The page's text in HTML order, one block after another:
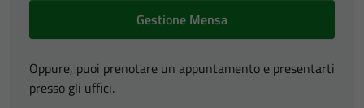
Gestione Mensa
Oppure, puoi prenotare un appuntamento e presentarti
presso gli uffici.